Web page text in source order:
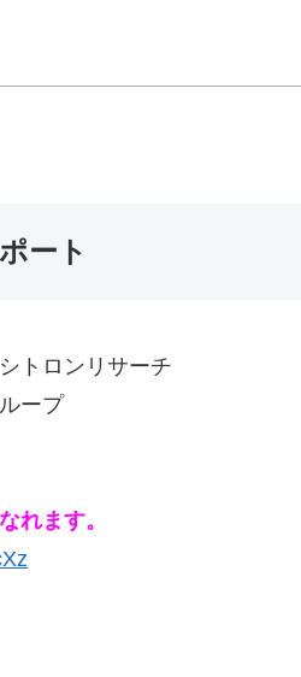
ート
トロンリサーチ
ープ
れます。